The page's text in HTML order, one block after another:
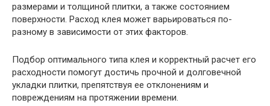
размерами и толщиной плитки, а также состоянием
поверхности. Расход клея может варьироваться по-
разному в зависимости от этих факторов.
Подбор оптимального типа клея и корректный расчет его
расходности помогут достичь прочной и долговечной
укладки плитки, препятствуя ее отклонениям и
повреждениям на протяжении времени.